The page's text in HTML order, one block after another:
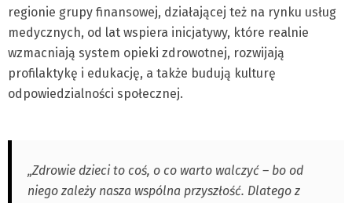
regionie grupy finansowej, działającej też na rynku usług
medycznych, od lat wspiera inicjatywy, które realnie
wzmacniają system opieki zdrowotnej, rozwijają
profilaktykę i edukację, a także budują kulturę
odpowiedzialności społecznej.
„Zdrowie dzieci to coś, o co warto walczyć – bo od
niego zależy nasza wspólna przyszłość. Dlatego z